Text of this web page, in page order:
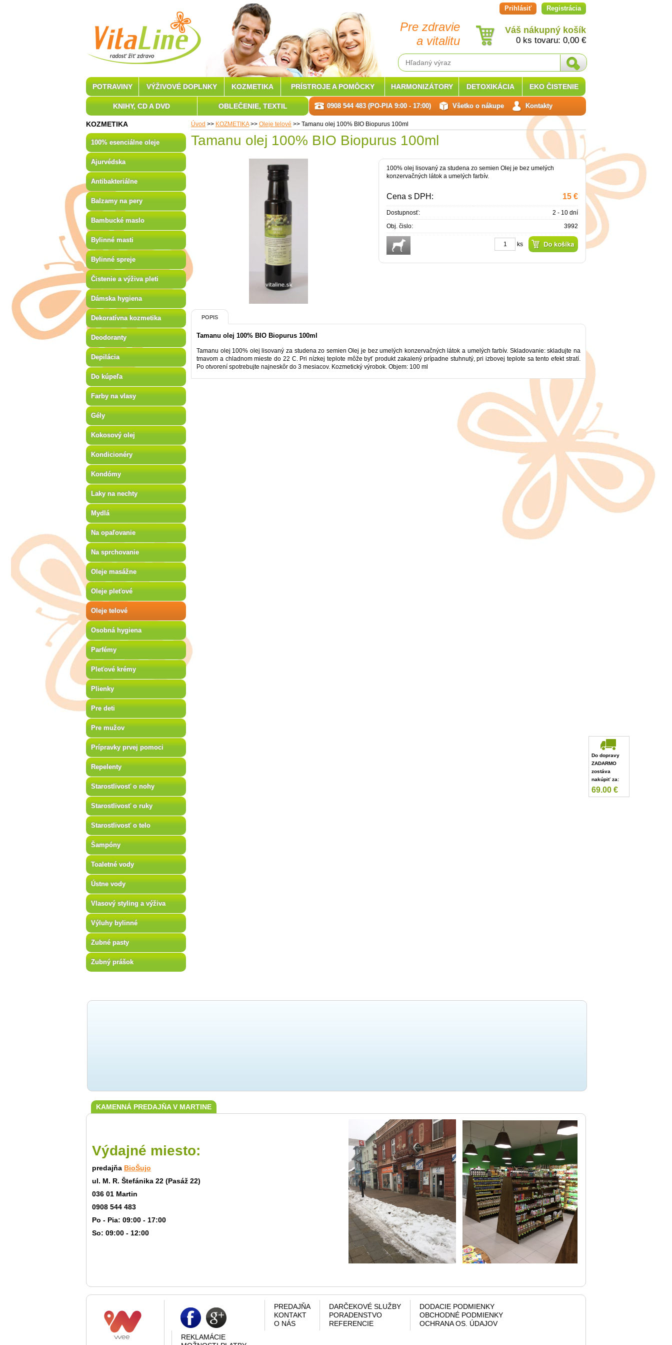
Pre zdravie
a vitalitu
Prihlásiť Registrácia
Váš nákupný košík
0 ks tovaru: 0,00 €
Úvod >> KOZMETIKA >> Oleje telové >> Tamanu olej 100% BIO Biopurus 100ml
Tamanu olej 100% BIO Biopurus 100ml
100% olej lisovaný za studena zo semien Olej je bez umelých
konzervačných látok a umelých farbív.
Cena s DPH: 15 €
Dostupnosť:
2 - 10 dní
Obj. čislo:
3992
ks
POPIS
Tamanu olej 100% BIO Biopurus 100ml
Tamanu olej 100% olej lisovaný za studena zo semien Olej je bez umelých konzervačných látok a umelých farbív. Skladovanie: skladujte na
tmavom a chladnom mieste do 22 C. Pri nízkej teplote môže byť produkt zakalený prípadne stuhnutý, pri izbovej teplote sa tento efekt stratí.
Po otvorení spotrebujte najneskôr do 3 mesiacov. Kozmetický výrobok. Objem: 100 ml
KOZMETIKA
100% esenciálne oleje
Ajurvédska
Antibakteriálne
Balzamy na pery
Bambucké maslo
Bylinné masti
Bylinné spreje
Čistenie a výživa pleti
Dámska hygiena
Dekoratívna kozmetika
Deodoranty
Depilácia
Do kúpeľa
Farby na vlasy
Gély
Kokosový olej
Kondicionéry
Kondómy
Laky na nechty
Mydlá
Na opaľovanie
Na sprchovanie
Oleje masážne
Oleje pleťové
Oleje telové
Osobná hygiena
Parfémy
Pleťové krémy
Plienky
Pre deti
Pre mužov
Prípravky prvej pomoci
Repelenty
Starostlivosť o nohy
Starostlivosť o ruky
Starostlivosť o telo
Šampóny
Toaletné vody
Ústne vody
Vlasový styling a výživa
Výluhy bylinné
Zubné pasty
Zubný prášok
KAMENNÁ PREDAJŇA V MARTINE
Výdajné miesto:
predajňa BioŠujo
ul. M. R. Štefánika 22 (Pasáž 22)
036 01 Martin
0908 544 483
Po - Pia: 09:00 - 17:00
So: 09:00 - 12:00
POTRAVINY VÝŽIVOVÉ DOPLNKY KOZMETIKA PRÍSTROJE A POMÔCKY HARMONIZÁTORY DETOXIKÁCIA EKO ČISTENIE
KNIHY, CD A DVD OBLEČENIE, TEXTIL 0908 544 483 (PO-PIA 9:00 - 17:00) Všetko o nákupe Kontakty
PREDAJŇA
KONTAKT
O NÁS
DARČEKOVÉ SLUŽBY
PORADENSTVO
REFERENCIE
DODACIE PODMIENKY
OBCHODNÉ PODMIENKY
OCHRANA OS. ÚDAJOV
REKLAMÁCIE
Do dopravy
ZADARMO
zostáva
nakúpiť za:
69.00 €